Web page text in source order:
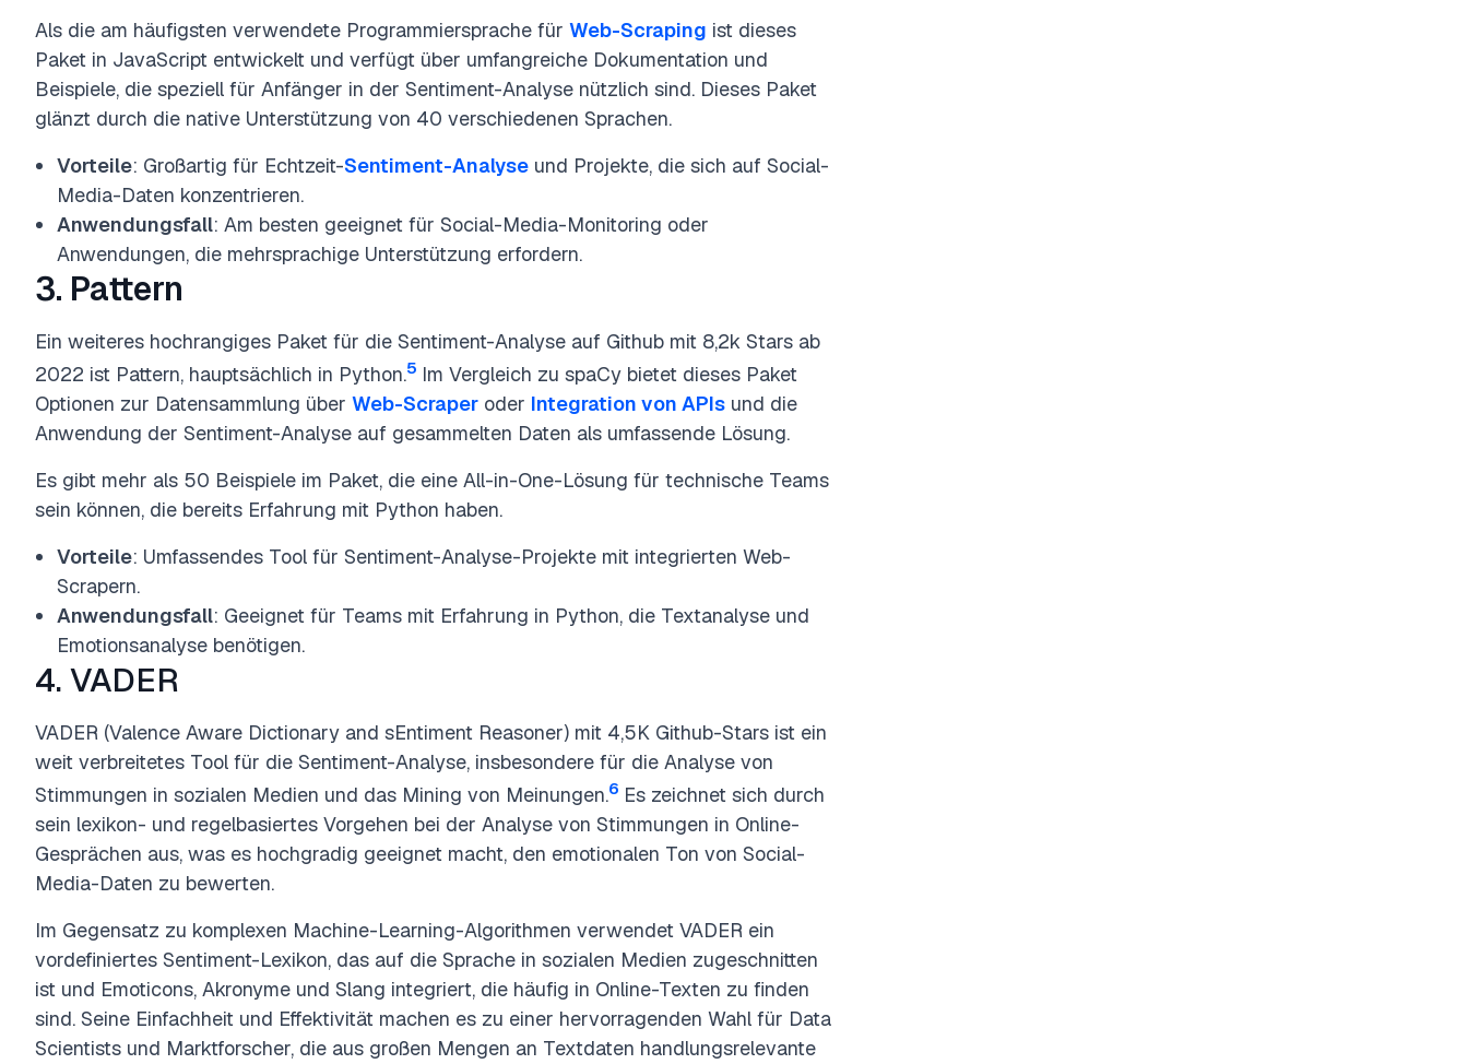
Als die am häufigsten verwendete Programmiersprache für Web-Scraping ist dieses
Paket in JavaScript entwickelt und verfügt über umfangreiche Dokumentation und
Beispiele, die speziell für Anfänger in der Sentiment-Analyse nützlich sind. Dieses Paket
glänzt durch die native Unterstützung von 40 verschiedenen Sprachen.
Vorteile: Großartig für Echtzeit-Sentiment-Analyse und Projekte, die sich auf Social-
Media-Daten konzentrieren.
Anwendungsfall: Am besten geeignet für Social-Media-Monitoring oder
Anwendungen, die mehrsprachige Unterstützung erfordern.
3. Pattern
Ein weiteres hochrangiges Paket für die Sentiment-Analyse auf Github mit 8,2k Stars ab
2022 ist Pattern, hauptsächlich in Python.5 Im Vergleich zu spaCy bietet dieses Paket
Optionen zur Datensammlung über Web-Scraper oder Integration von APIs und die
Anwendung der Sentiment-Analyse auf gesammelten Daten als umfassende Lösung.
Es gibt mehr als 50 Beispiele im Paket, die eine All-in-One-Lösung für technische Teams
sein können, die bereits Erfahrung mit Python haben.
Vorteile: Umfassendes Tool für Sentiment-Analyse-Projekte mit integrierten Web-
Scrapern.
Anwendungsfall: Geeignet für Teams mit Erfahrung in Python, die Textanalyse und
Emotionsanalyse benötigen.
4. VADER
VADER (Valence Aware Dictionary and sEntiment Reasoner) mit 4,5K Github-Stars ist ein
weit verbreitetes Tool für die Sentiment-Analyse, insbesondere für die Analyse von
Stimmungen in sozialen Medien und das Mining von Meinungen.6 Es zeichnet sich durch
sein lexikon- und regelbasiertes Vorgehen bei der Analyse von Stimmungen in Online-
Gesprächen aus, was es hochgradig geeignet macht, den emotionalen Ton von Social-
Media-Daten zu bewerten.
Im Gegensatz zu komplexen Machine-Learning-Algorithmen verwendet VADER ein
vordefiniertes Sentiment-Lexikon, das auf die Sprache in sozialen Medien zugeschnitten
ist und Emoticons, Akronyme und Slang integriert, die häufig in Online-Texten zu finden
sind. Seine Einfachheit und Effektivität machen es zu einer hervorragenden Wahl für Data
Scientists und Marktforscher, die aus großen Mengen an Textdaten handlungsrelevante